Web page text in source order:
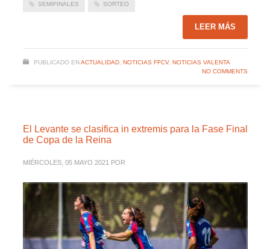
SEMIFINALES SORTEO
LEER MÁS
PUBLICADO EN ACTUALIDAD, NOTICIAS FFCV, NOTICIAS VALENTA
NO COMMENTS
El Levante se clasifica in extremis para la Fase Final
de Copa de la Reina
MIÉRCOLES, 05 MAYO 2021 POR